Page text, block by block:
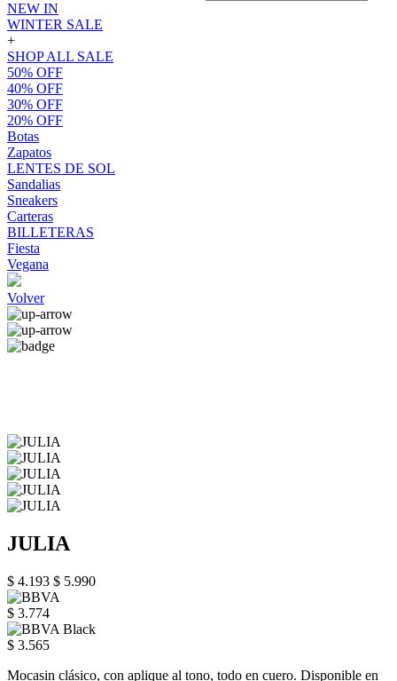
NEW IN
WINTER SALE
+
SHOP ALL SALE
50% OFF
40% OFF
30% OFF
20% OFF
Botas
Zapatos
LENTES DE SOL
Sandalias
Sneakers
Carteras
BILLETERAS
Fiesta
Vegana
Volver
JULIA
$ 4.193 $ 5.990
$ 3.774
$ 3.565
Mocasin clásico, con aplique al tono, todo en cuero. Disponible en